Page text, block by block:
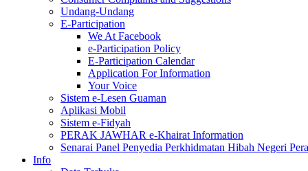
Undang-Undang
E-Participation
We At Facebook
e-Participation Policy
E-Participation Calendar
Application For Information
Your Voice
Sistem e-Lesen Guaman
Aplikasi Mobil
Sistem e-Fidyah
PERAK JAWHAR e-Khairat Information
Senarai Panel Penyedia Perkhidmatan Hibah Negeri
Info